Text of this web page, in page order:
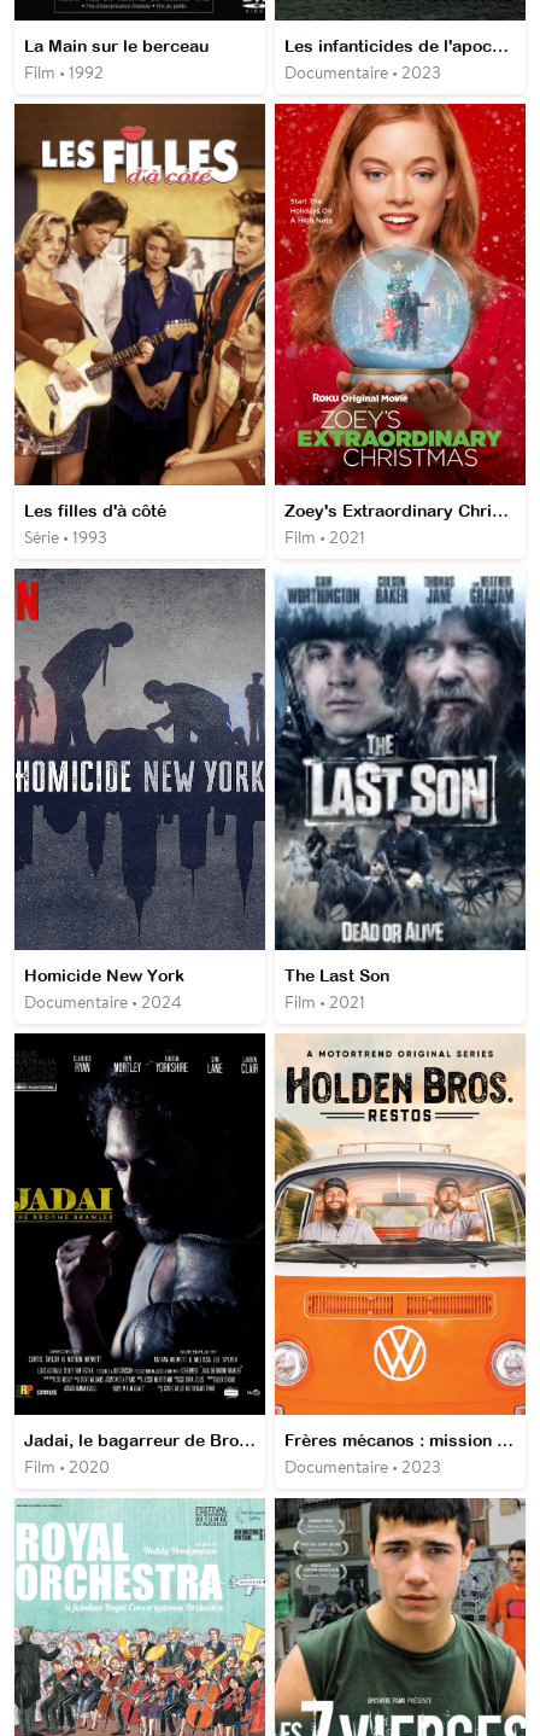
La Main sur le berceau
Film • 1992
Les infanticides de l'apocalypse : le procès
Documentaire • 2023
Les filles d'à côté
Série • 1993
Zoey's Extraordinary Christmas
Film • 2021
Homicide New York
Documentaire • 2024
The Last Son
Film • 2021
Jadai, le bagarreur de Broome
Film • 2020
Frères mécanos : mission restauration
Documentaire • 2023